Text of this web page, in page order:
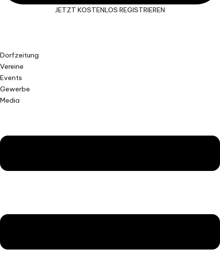
JETZT KOSTENLOS REGISTRIEREN
Dorfzeitung
Vereine
Events
Gewerbe
Media